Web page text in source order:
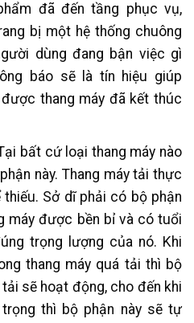
đã đến tầng phục vụ,
bị một hệ thống chuông
dùng đang bận việc gì
báo sẽ là tín hiệu giúp
thang máy đã kết thúc
bất cứ loại thang máy nào
này. Thang máy tải thực
Sở dĩ phải có bộ phận
máy được bền bỉ và có tuổi
trọng lượng của nó. Khi
thang máy quá tải thì bộ
sẽ hoạt động, cho đến khi
thì bộ phận này sẽ tự